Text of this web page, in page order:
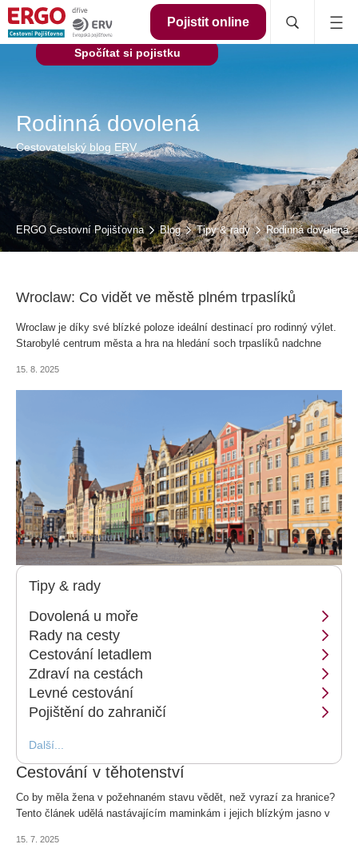
Pojistit online
Rodinná dovolená
Cestovatelský blog ERV
ERGO Cestovní Pojišťovna Blog Tipy & rady Rodinná dovolená
Wroclaw: Co vidět ve městě plném trpaslíků
Wroclaw je díky své blízké poloze ideální destinací pro rodinný výlet.
Starobylé centrum města a hra na hledání soch trpaslíků nadchne
15. 8. 2025
Tipy & rady
Dovolená u moře
Rady na cesty
Cestování letadlem
Zdraví na cestách
Levné cestování
Pojištění do zahraničí
Další...
Cestování v těhotenství
Co by měla žena v požehnaném stavu vědět, než vyrazí za hranice?
Tento článek udělá nastávajícím maminkám i jejich blízkým jasno v
sebou.
15. 7. 2025
Spočítat si pojistku